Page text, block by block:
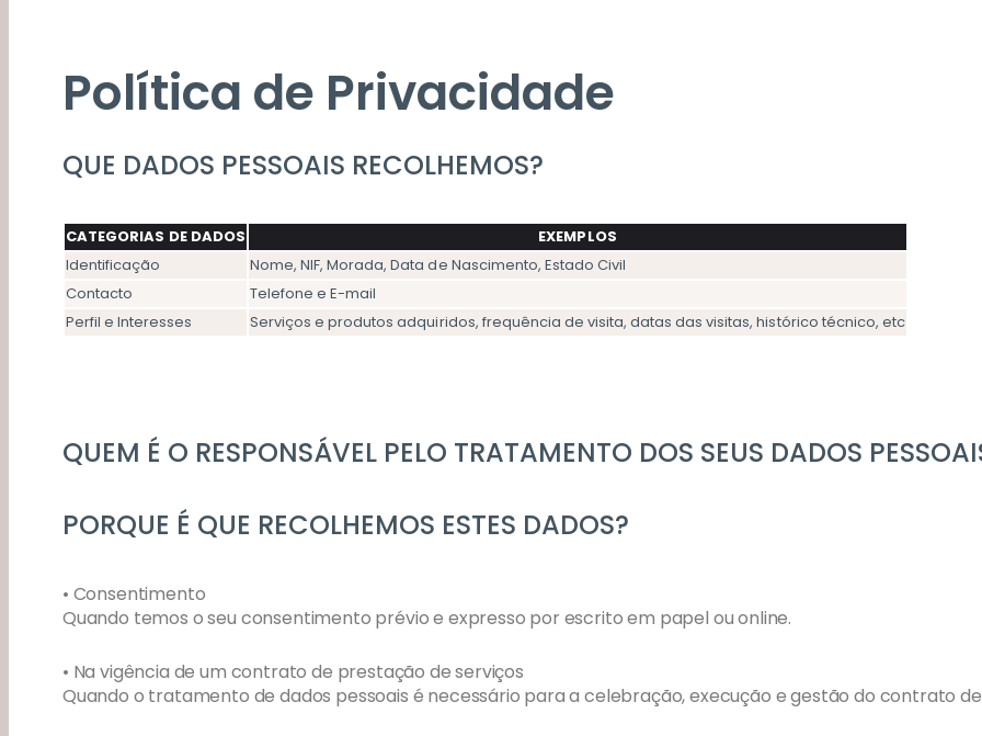
Política de Privacidade
QUE DADOS PESSOAIS RECOLHEMOS?
CATEGORIAS DE DADOS
EXEMPLOS
Identificação
Nome, NIF, Morada, Data de Nascimento, Estado Civil
Contacto
Telefone e E-mail
Perfil e Interesses
Serviços e produtos adquiridos, frequência de visita, datas das visitas, histórico técnico, etc
QUEM É O RESPONSÁVEL PELO TRATAMENTO DOS SEUS DADOS
PORQUE É QUE RECOLHEMOS ESTES DADOS?
• Consentimento
Quando temos o seu consentimento prévio e expresso por escrito em papel ou online.
• Na vigência de um contrato de prestação de serviços
Quando o tratamento de dados pessoais é necessário para a celebração, execução e gestão do contrato